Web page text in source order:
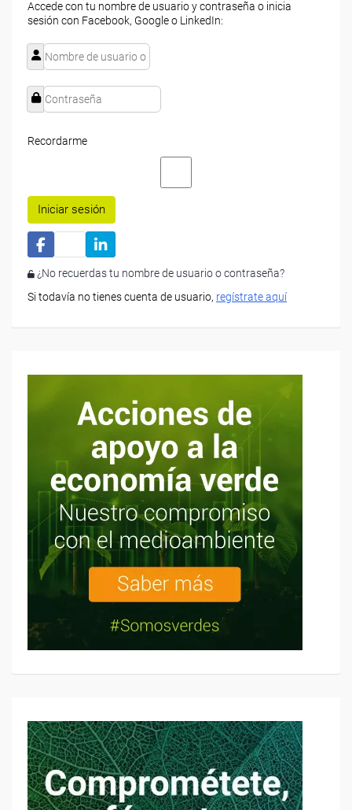
Accede con tu nombre de usuario y contraseña o inicia
sesión con Facebook, Google o LinkedIn:
Recordarme
Iniciar sesión
¿No recuerdas tu nombre de usuario o contraseña?
Si todavía no tienes cuenta de usuario, regístrate aquí